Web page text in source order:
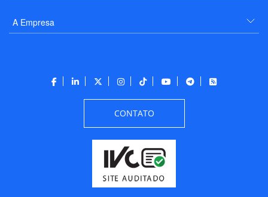
A Empresa
CONTATO